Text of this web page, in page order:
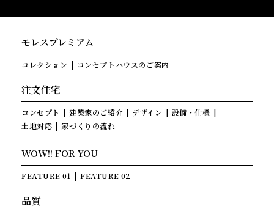
モレスプレミアム
コレクション コンセプトハウスのご案内
注文住宅
コンセプト 建築家のご紹介 デザイン
設備・仕様
土地対応
家づくりの流れ
WOW!! FOR YOU
FEATURE 01 FEATURE 02
品質